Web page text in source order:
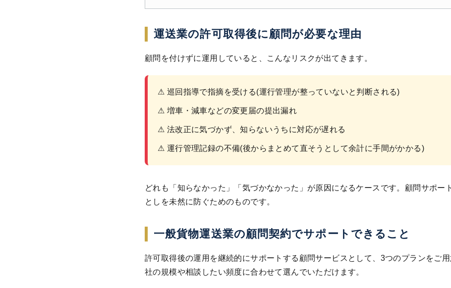
運送業の許可取得後に顧問が必要な理由
顧問を付けずに運用していると、こんなリスクが出てきます。
⚠ 巡回指導で指摘を受ける(運行管理が整っていないと判断される)
⚠ 増車・減車などの変更届の提出漏れ
⚠ 法改正に気づかず、知らないうちに対応が遅れる
⚠ 運行管理記録の不備(後からまとめて直そうとして余計に手間がかかる)
どれも「知らなかった」「気づかなかった」が原因になるケースです。顧問サポー
としを未然に防ぐためのものです。
一般貨物運送業の顧問契約でサポートできること
許可取得後の運用を継続的にサポートする顧問サービスとして、3つのプランをご
社の規模や相談したい頻度に合わせて選んでいただけます。